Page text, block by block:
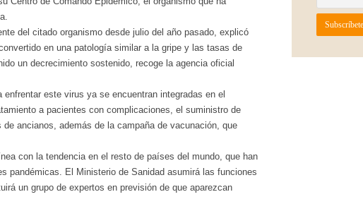
del citado organismo desde julio del año pasado, explicó
en una patología similar a la gripe y las tasas de
un decrecimiento sostenido, recoge la agencia oficial
este virus ya se encuentran integradas en el
a pacientes con complicaciones, el suministro de
ancianos, además de la campaña de vacunación, que
con la tendencia en el resto de países del mundo, que han
pandémicas. El Ministerio de Sanidad asumirá las funciones
un grupo de expertos en previsión de que aparezcan